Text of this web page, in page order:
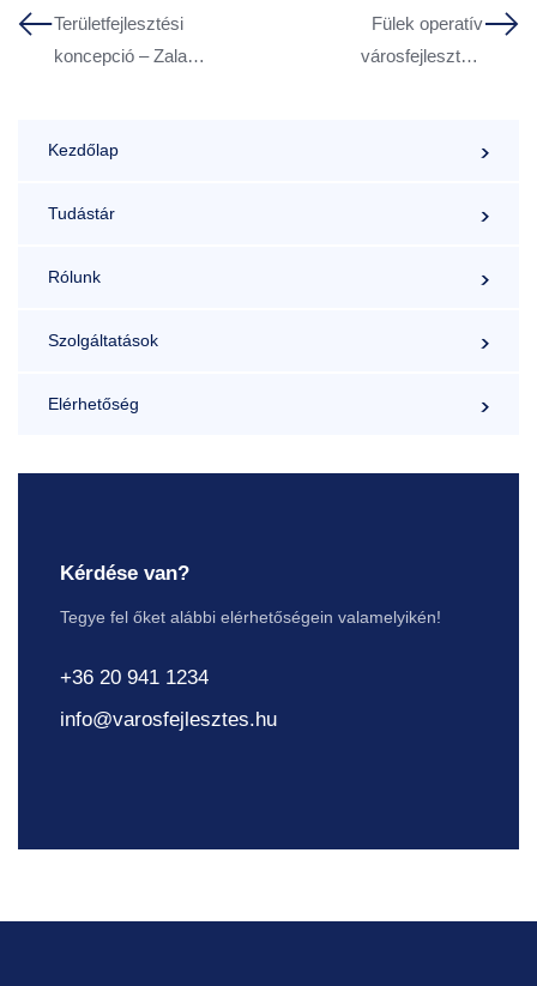
Területfejlesztési
koncepció – Zala
Fülek operatív
városfejlesztési
Kezdőlap
Tudástár
Rólunk
Szolgáltatások
Elérhetőség
Kérdése van?
Tegye fel őket alábbi elérhetőségein valamelyikén!
+36 20 941 1234
info@varosfejlesztes.hu